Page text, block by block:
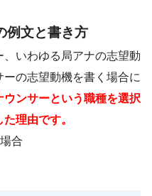
例文と書き方
いわゆる局アナの志望動
の志望動機を書く場合に
ウンサーという職種を選択
理由です。
合